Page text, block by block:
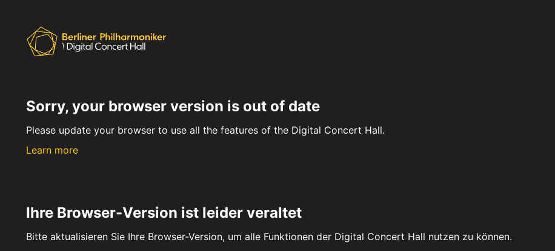
Sorry, your browser version is out of date
Please update your browser to use all the features of the Digital Concert Hall.
Learn more
Ihre Browser-Version ist leider veraltet
Bitte aktualisieren Sie Ihre Browser-Version, um alle Funktionen der Digital Concert Hall nutzen zu können.